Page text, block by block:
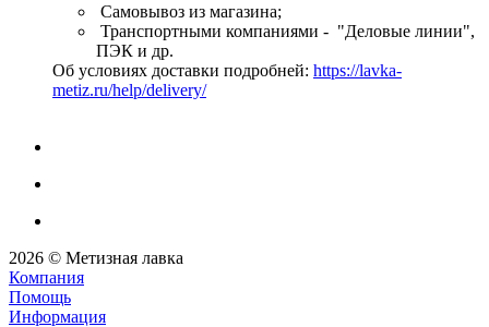
Самовывоз из магазина;
Транспортными компаниями - "Деловые линии",
ПЭК и др.
Об условиях доставки подробней: https://lavka-
metiz.ru/help/delivery/
2026 © Метизная лавка
Компания
Помощь
Информация